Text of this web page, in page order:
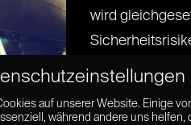
wird
denkt an eine
nachhaltiges
auf unserer Website. Einige
während andere uns helfen,